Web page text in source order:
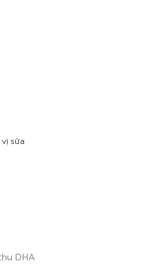
vị sữa
DHA